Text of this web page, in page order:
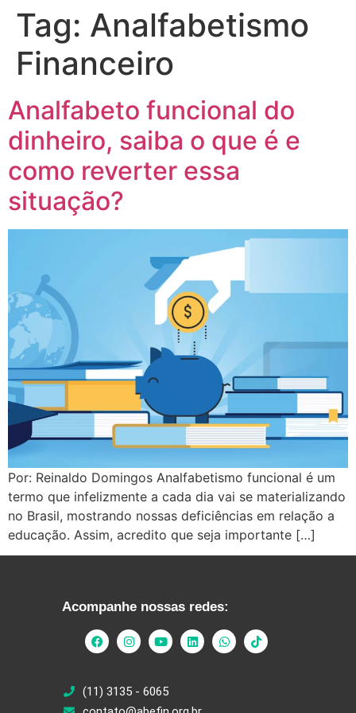
Tag: Analfabetismo
Financeiro
Analfabeto funcional do
dinheiro, saiba o que é e
como reverter essa
situação?
Por: Reinaldo Domingos Analfabetismo funcional é um
termo que infelizmente a cada dia vai se materializando
no Brasil, mostrando nossas deficiências em relação a
educação. Assim, acredito que seja importante […]
Acompanhe nossas redes:
(11) 3135 - 6065